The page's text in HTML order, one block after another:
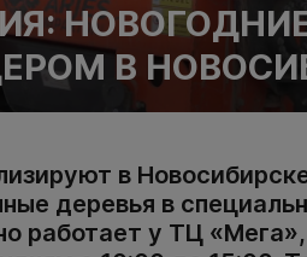
В
в
деревья в
работает у ТЦ